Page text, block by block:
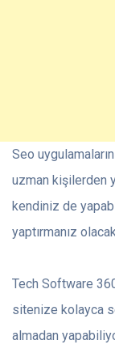
Seo
uzman kişilerden
kendiniz de
yaptırmanız
Tech Software
sitenize kolayca
almadan